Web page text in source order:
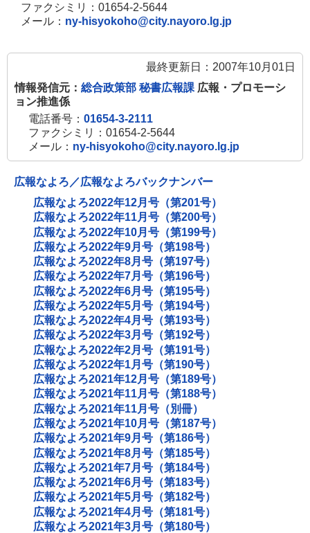
ファクシミリ：01654-2-5644
メール： ny-hisyokoho@city.nayoro.lg.jp
最終更新日：2007年10月01日
情報発信元： 総合政策部 秘書広報課 広報・プロモーシ
ョン推進係
電話番号： 01654-3-2111
ファクシミリ：01654-2-5644
メール： ny-hisyokoho@city.nayoro.lg.jp
広報なよろ／広報なよろバックナンバー
広報なよろ2022年12月号（第201号）
広報なよろ2022年11月号（第200号）
広報なよろ2022年10月号（第199号）
広報なよろ2022年9月号（第198号）
広報なよろ2022年8月号（第197号）
広報なよろ2022年7月号（第196号）
広報なよろ2022年6月号（第195号）
広報なよろ2022年5月号（第194号）
広報なよろ2022年4月号（第193号）
広報なよろ2022年3月号（第192号）
広報なよろ2022年2月号（第191号）
広報なよろ2022年1月号（第190号）
広報なよろ2021年12月号（第189号）
広報なよろ2021年11月号（第188号）
広報なよろ2021年11月号（別冊）
広報なよろ2021年10月号（第187号）
広報なよろ2021年9月号（第186号）
広報なよろ2021年8月号（第185号）
広報なよろ2021年7月号（第184号）
広報なよろ2021年6月号（第183号）
広報なよろ2021年5月号（第182号）
広報なよろ2021年4月号（第181号）
広報なよろ2021年3月号（第180号）